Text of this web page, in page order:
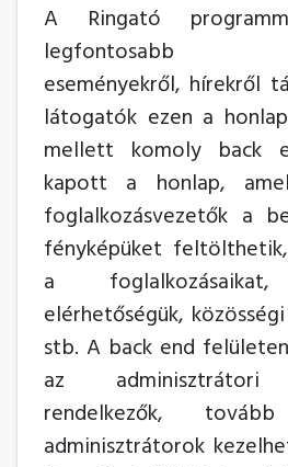
A Ringató
legfontosabb
eseményekről, hírekről
látogatók ezen a
mellett komoly back
kapott a honlap,
foglalkozásvezetők a
fényképüket
a
elérhetőségük,
stb. A back end
az adminisztrátori
rendelkezők,
adminisztrátorok